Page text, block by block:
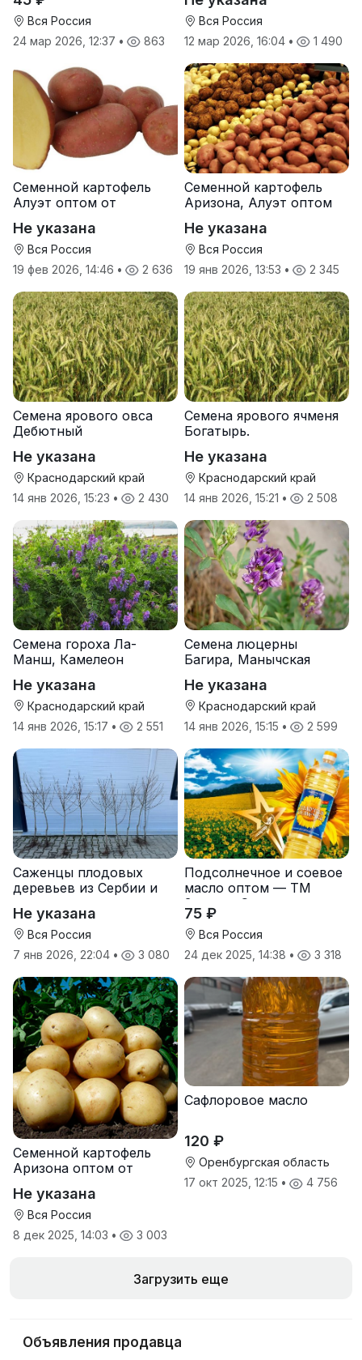
Вся Россия
24 мар 2026, 12:37 • 863
Вся Россия
12 мар 2026, 16:04 • 1 490
Семенной картофель
Алуэт оптом от
Не указана
Вся Россия
19 фев 2026, 14:46 • 2 636
Семенной картофель
Аризона, Алуэт оптом
Не указана
Вся Россия
19 янв 2026, 13:53 • 2 345
Семена ярового овса
Дебютный
Не указана
Краснодарский край
14 янв 2026, 15:23 • 2 430
Семена ярового ячменя
Богатырь.
Не указана
Краснодарский край
14 янв 2026, 15:21 • 2 508
Семена гороха Ла-
Манш, Камелеон
Не указана
Краснодарский край
14 янв 2026, 15:17 • 2 551
Семена люцерны
Багира, Манычская
Не указана
Краснодарский край
14 янв 2026, 15:15 • 2 599
Саженцы плодовых
деревьев из Сербии и
Не указана
Вся Россия
7 янв 2026, 22:04 • 3 080
Подсолнечное и соевое
масло оптом — ТМ
Золотая Семечка
75 ₽
Вся Россия
24 дек 2025, 14:38 • 3 318
Семенной картофель
Аризона оптом от
Не указана
Вся Россия
8 дек 2025, 14:03 • 3 003
Сафлоровое масло
120 ₽
Оренбургская область
17 окт 2025, 12:15 • 4 756
Загрузить еще
Объявления продавца